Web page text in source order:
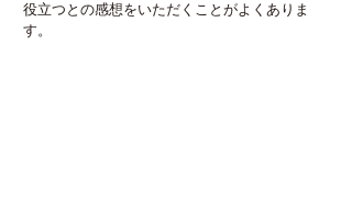
役立つとの感想をいただくことがよくありま
す。